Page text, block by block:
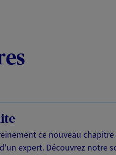
ce nouveau
expert. Découvrez notre